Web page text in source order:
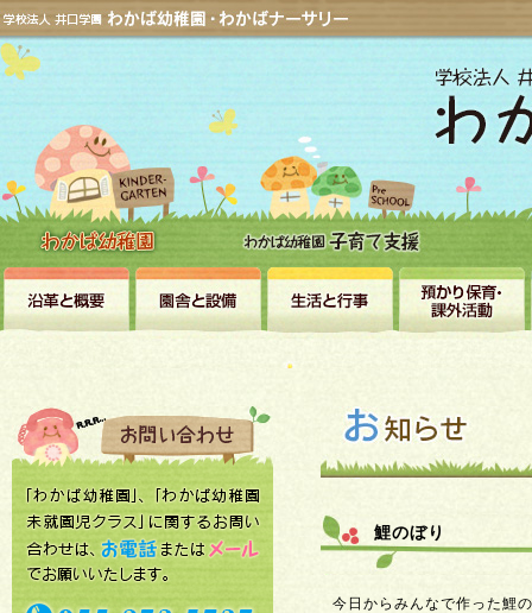
鯉のぼり
今日からみんなで作った鯉